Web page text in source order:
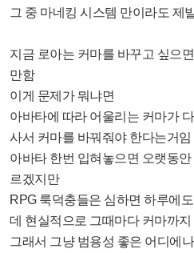
그 중 마네킹 시스템 만이라도 제
지금 로아는 커마를 바꾸고 싶으
만함
이게 문제가 뭐냐면
아바타에 따라 어울리는 커마가
사서 커마를 바꿔줘야 한다는거임
아바타 한번 입혀놓으면 오랫동
르겠지만
RPG 룩덕충들은 심하면 하루에
데 현실적으로 그때마다 커마까
그래서 그냥 범용성 좋은 어디에